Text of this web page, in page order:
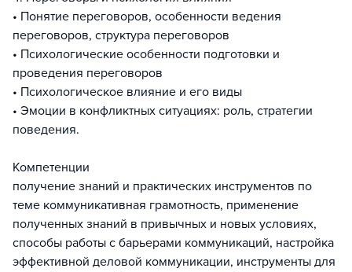
• Понятие переговоров, особенности ведения
переговоров, структура переговоров
• Психологические особенности подготовки и
проведения переговоров
• Психологическое влияние и его виды
• Эмоции в конфликтных ситуациях: роль, стратегии
поведения.
Компетенции
получение знаний и практических инструментов по
теме коммуникативная грамотность, применение
полученных знаний в привычных и новых условиях,
способы работы с барьерами коммуникаций, настройка
эффективной деловой коммуникации, инструменты для